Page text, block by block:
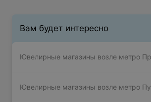
Вам будет интересно
Ювелирные магазины возле метро
Ювелирные магазины возле метро